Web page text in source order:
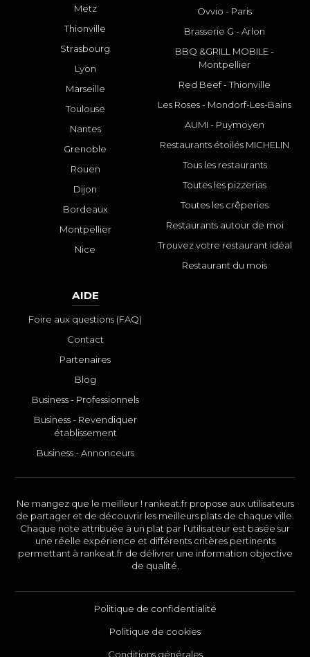
Metz
Thionville
Strasbourg
Lyon
Marseille
Toulouse
Nantes
Grenoble
Rouen
Dijon
Bordeaux
Montpellier
Nice
Ovvio - Paris
Brasserie G - Arlon
BBQ &GRILL MOBILE -
Montpellier
Red Beef - Thionville
Les Roses - Mondorf-Les-Bains
AUMI - Puymoyen
Restaurants étoilés MICHELIN
Tous les restaurants
Toutes les pizzerias
Toutes les crêperies
Restaurants autour de moi
Trouvez votre restaurant idéal
Restaurant du mois
AIDE
Foire aux questions (FAQ)
Contact
Partenaires
Blog
Business - Professionnels
Business - Revendiquer
établissement
Business - Annonceurs
Ne mangez que le meilleur ! rankeat.fr propose aux utilisateurs
de partager et de découvrir les meilleurs plats de chaque ville.
Chaque note attribuée à un plat par l’utilisateur est basée sur
une réelle expérience et différents critères pertinents
permettant à rankeat.fr de délivrer une information objective
de qualité.
Politique de confidentialité
Politique de cookies
Conditions générales